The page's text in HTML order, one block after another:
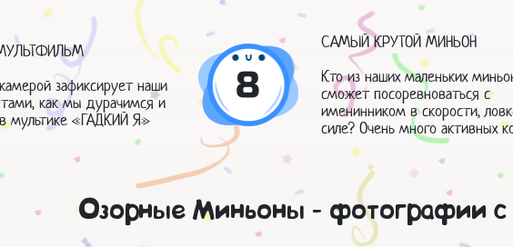
зафиксирует наши
как мы дурачимся и
мультике «ГАДКИЙ Я»
8
САМЫЙ КРУТОЙ МИНЬОН
Кто из наших маленьких
сможет посоревноваться с
именинником в скорости,
силе? Очень много активных
Озорные Миньоны - фотографии с